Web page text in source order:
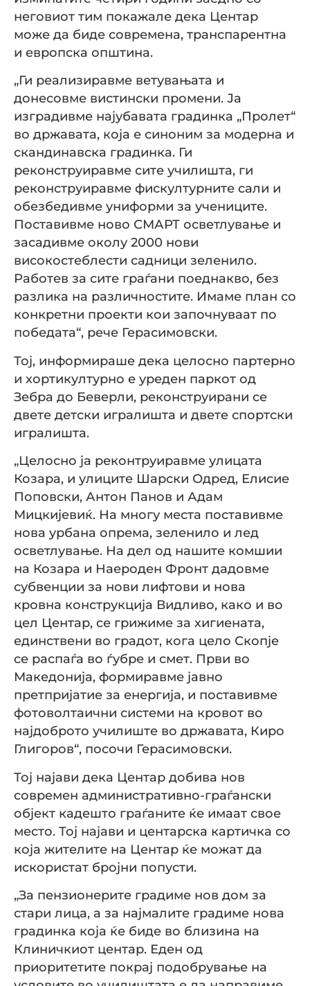
неговиот тим покажале дека Центар
може да биде современа, транспарентна
и европска општина.
„Ги реализиравме ветувањата и
донесовме вистински промени. Ја
изградивме најубавата градинка „Пролет“
во државата, која е синоним за модерна и
скандинавска градинка. Ги
реконструиравме сите училишта, ги
реконструиравме фискултурните сали и
обезбедивме униформи за учениците.
Поставивме ново СМАРТ осветлување и
засадивме околу 2000 нови
високостеблести садници зеленило.
Работев за сите граѓани поеднакво, без
разлика на различностите. Имаме план со
конкретни проекти кои започнуваат по
победата“, рече Герасимовски.
Тој, информираше дека целосно партерно
и хортикултурно е уреден паркот од
Зебра до Беверли, реконструирани се
двете детски игралишта и двете спортски
игралишта.
„Целосно ја реконтруиравме улицата
Козара, и улиците Шарски Одред, Елисие
Поповски, Антон Панов и Адам
Мицкијевиќ. На многу места поставивме
нова урбана опрема, зеленило и лед
осветлување. На дел од нашите комшии
на Козара и Наероден Фронт дадовме
субвенции за нови лифтови и нова
кровна конструкција Видливо, како и во
цел Центар, се грижиме за хигиената,
единствени во градот, кога цело Скопје
се распаѓа во ѓубре и смет. Први во
Македонија, формиравме јавно
претпријатие за енергија, и поставивме
фотоволтаични системи на кровот во
најдоброто училиште во државата, Киро
Глигоров“, посочи Герасимовски.
Тој најави дека Центар добива нов
современ административно-граѓански
објект кадешто граѓаните ќе имаат свое
место. Тој најави и центарска картичка со
која жителите на Центар ќе можат да
искористат бројни попусти.
„За пензионерите градиме нов дом за
стари лица, а за најмалите градиме нова
градинка која ќе биде во близина на
Клиничкиот центар. Еден од
приоритетите покрај подобрување на